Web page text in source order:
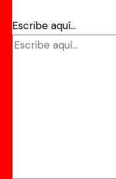
Escribe aquí...